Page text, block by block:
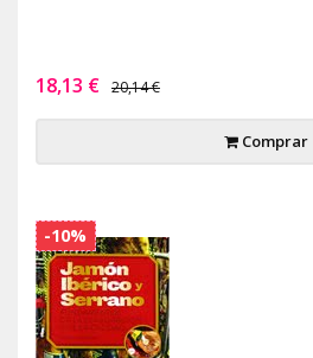
18,13 € 20,14 €
Comprar
-10%